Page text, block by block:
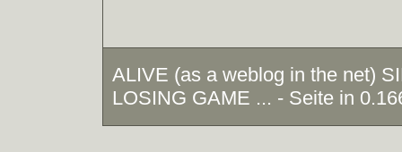
ALIVE (as a weblog in the net)
LOSING GAME ... - Seite in